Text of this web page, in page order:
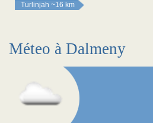
Turlinjah ~16 km
Méteo à Dalmeny